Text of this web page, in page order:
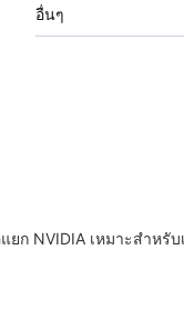
อื่นๆ
ก NVIDIA เหมาะสำหรั